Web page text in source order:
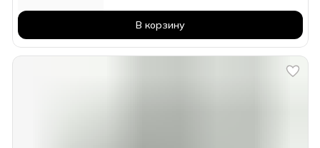
В корзину